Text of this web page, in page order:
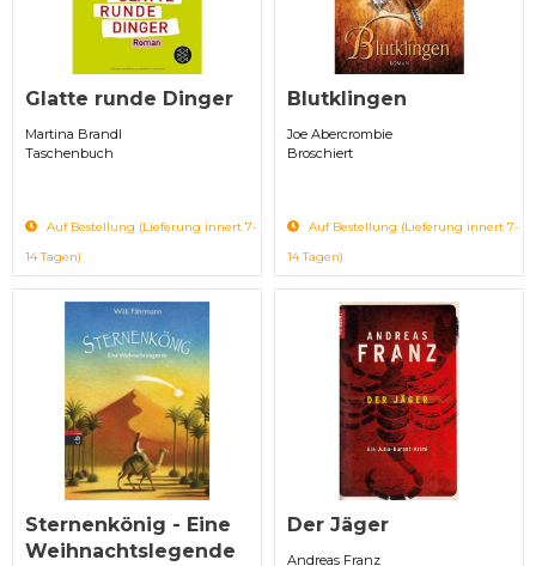
Glatte runde Dinger
Martina Brandl
Taschenbuch
Auf Bestellung (Lieferung innert 7-
14 Tagen)
Blutklingen
Joe Abercrombie
Broschiert
Auf Bestellung (Lieferung innert 7-
14 Tagen)
Sternenkönig - Eine
Weihnachtslegende
Der Jäger
Andreas Franz